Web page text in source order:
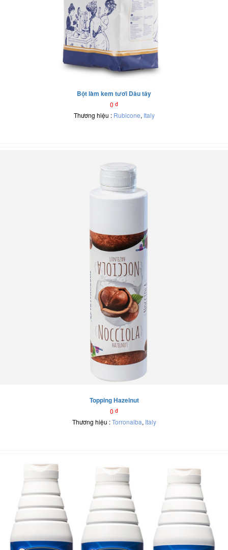
Bột làm kem tươi Dâu tây
0 đ
Thương hiệu : Rubicone, Italy
Topping Hazelnut
0 đ
Thương hiệu :Torronalba, Italy